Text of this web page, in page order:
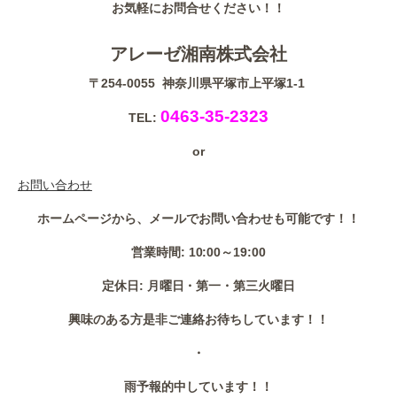
お気軽にお問合せください！！
アレーゼ湘南株式会社
〒254-0055 神奈川県平塚市上平塚1-1
TEL:0463-35-2323
or
お問い合わせ
ホームページから、メールでお問い合わせも可能です！！
営業時間: 10:00～19:00
定休日: 月曜日・第一・第三火曜日
興味のある方是非ご連絡お待ちしています！！
・
雨予報的中しています！！